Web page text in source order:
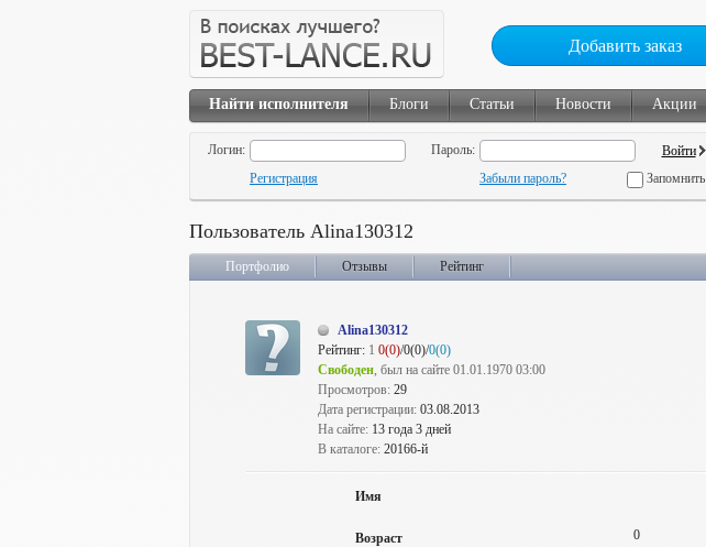
Добавить заказ
Найти исполнителя Блоги Статьи Новости Акции
Логин:
Пароль:
Регистрация
Забыли пароль? Запомнить
Пользователь Alina130312
Портфолио Отзывы Рейтинг
Alina130312
Рейтинг: 1 0(0)/0(0)/0(0)
Свободен, был на сайте 01.01.1970 03:00
Просмотров: 29
Дата регистрации: 03.08.2013
На сайте: 13 года 3 дней
В каталоге: 20166-й
Имя
Возраст 0